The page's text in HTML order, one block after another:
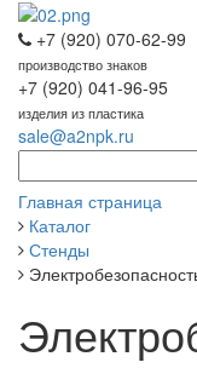
+7 (920) 070-62-99
производство знаков
+7 (920) 041-96-95
изделия из пластика
sale@a2npk.ru
Главная страница
Каталог
Стенды